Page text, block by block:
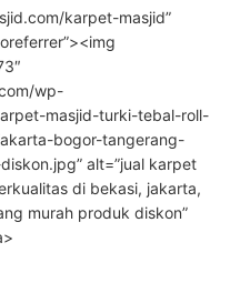
karpet-masjid”
wp-
masjid-turki-tebal-roll-
bogor-tangerang-
alt=”jual karpet
di bekasi, jakarta,
murah produk diskon”